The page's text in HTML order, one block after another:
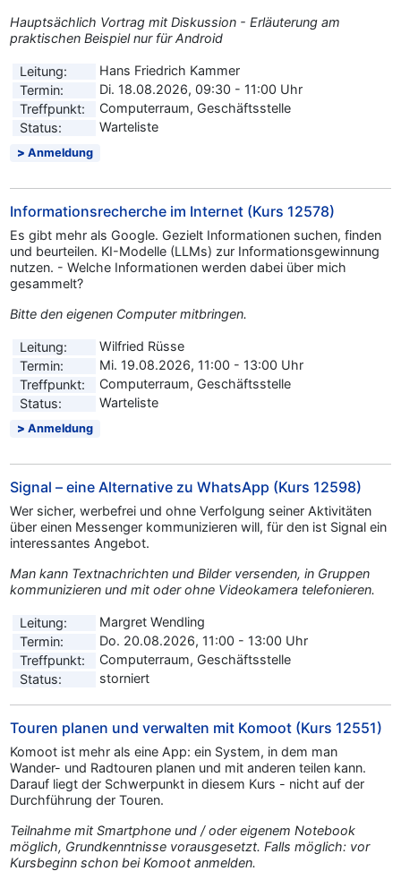
Hauptsächlich Vortrag mit Diskussion - Erläuterung am
praktischen Beispiel nur für Android
Leitung:
Hans Friedrich Kammer
Termin:
Di. 18.08.2026, 09:30 - 11:00 Uhr
Treffpunkt:
Computerraum, Geschäftsstelle
Status:
Warteliste
Anmeldung
Informationsrecherche im Internet (Kurs 12578)
Es gibt mehr als Google. Gezielt Informationen suchen, finden
und beurteilen. KI-Modelle (LLMs) zur Informationsgewinnung
nutzen. - Welche Informationen werden dabei über mich
gesammelt?
Bitte den eigenen Computer mitbringen.
Leitung:
Wilfried Rüsse
Termin:
Mi. 19.08.2026, 11:00 - 13:00 Uhr
Treffpunkt:
Computerraum, Geschäftsstelle
Status:
Warteliste
Anmeldung
Signal – eine Alternative zu WhatsApp (Kurs 12598)
Wer sicher, werbefrei und ohne Verfolgung seiner Aktivitäten
über einen Messenger kommunizieren will, für den ist Signal ein
interessantes Angebot.
Man kann Textnachrichten und Bilder versenden, in Gruppen
kommunizieren und mit oder ohne Videokamera telefonieren.
Leitung:
Margret Wendling
Termin:
Do. 20.08.2026, 11:00 - 13:00 Uhr
Treffpunkt:
Computerraum, Geschäftsstelle
Status:
storniert
Touren planen und verwalten mit Komoot (Kurs 12551)
Komoot ist mehr als eine App: ein System, in dem man
Wander- und Radtouren planen und mit anderen teilen kann.
Darauf liegt der Schwerpunkt in diesem Kurs - nicht auf der
Durchführung der Touren.
Teilnahme mit Smartphone und / oder eigenem Notebook
möglich, Grundkenntnisse vorausgesetzt. Falls möglich: vor
Kursbeginn schon bei Komoot anmelden.